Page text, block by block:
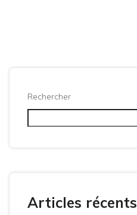
Rechercher
Articles récents